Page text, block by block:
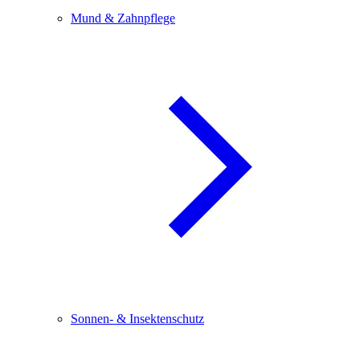
Mund & Zahnpflege
Sonnen- & Insektenschutz